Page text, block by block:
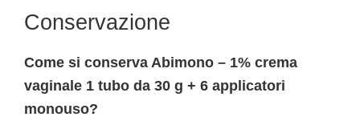
Conservazione
Come si conserva Abimono – 1% crema
vaginale 1 tubo da 30 g + 6 applicatori
monouso?